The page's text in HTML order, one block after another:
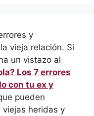
y
vieja relación. Si
un vistazo al
Los 7 errores
con tu ex y
pueden
heridas y